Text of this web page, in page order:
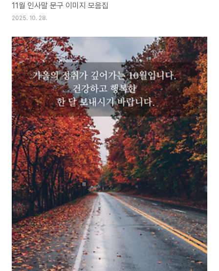
11월 인사말 문구 이미지 모음집
2025. 10. 28.